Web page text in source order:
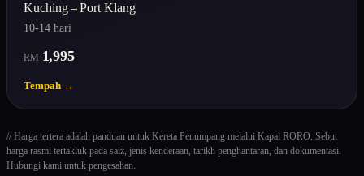
Kuching→ Port Klang
10-14 hari
RM 1,995
Tempah →
// Harga tertera adalah panduan untuk Kereta Penumpang melalui Kapal RORO. Sebut
harga rasmi tertakluk pada saiz, jenis kenderaan, tarikh penghantaran, dan dokumentasi.
Hubungi kami untuk pengesahan.